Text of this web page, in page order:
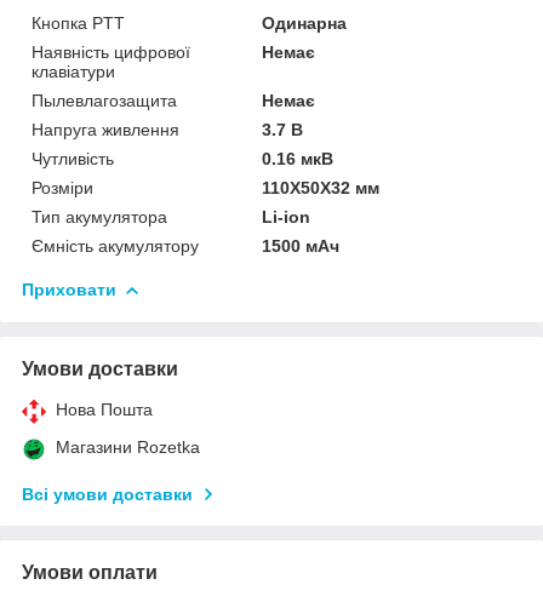
Кнопка PTT
Одинарна
Наявність цифрової
клавіатури
Немає
Пылевлагозащита
Немає
Напруга живлення
3.7 В
Чутливість
0.16 мкВ
Розміри
110Х50Х32 мм
Тип акумулятора
Li-ion
Ємність акумулятору
1500 мАч
Приховати
Умови доставки
Нова Пошта
Магазини Rozetka
Всі умови доставки
Умови оплати